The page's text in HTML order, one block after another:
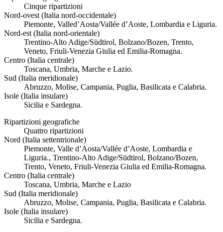
Cinque ripartizioni
Nord-ovest (Italia nord-occidentale)
Piemonte, Valled’Aosta/Vallée d’Aoste, Lombardia e Liguria.
Nord-est (Italia nord-orientale)
Trentino-Alto Adige/Südtirol, Bolzano/Bozen, Trento,
Veneto, Friuli-Venezia Giulia ed Emilia-Romagna.
Centro (Italia centrale)
Toscana, Umbria, Marche e Lazio.
Sud (Italia meridionale)
Abruzzo, Molise, Campania, Puglia, Basilicata e Calabria.
Isole (Italia insulare)
Sicilia e Sardegna.
Ripartizioni geografiche
Quattro ripartizioni
Nord (Italia settentrionale)
Piemonte, Valle d’Aosta/Vallée d’Aoste, Lombardia e
Liguria., Trentino-Alto Adige/Südtirol, Bolzano/Bozen,
Trento, Veneto, Friuli-Venezia Giulia ed Emilia-Romagna.
Centro (Italia centrale)
Toscana, Umbria, Marche e Lazio
Sud (Italia meridionale)
Abruzzo, Molise, Campania, Puglia, Basilicata e Calabria.
Isole (Italia insulare)
Sicilia e Sardegna.